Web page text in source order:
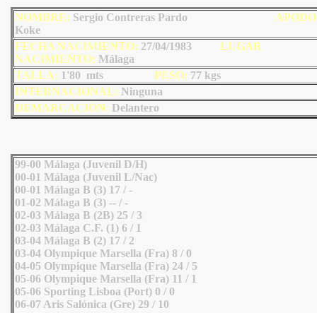
NOMBRE: Sergio Contreras Pardo APODO
Koke
FECHA NACIMIENTO: 27/04/1983 LUGAR
NACIMIENTO: Málaga
TALLA: 1'80 mts PESO: 77 kgs
INTERNACIONAL: Ninguna
DEMARCACIÓN: Delantero
99-00 Málaga (Juvenil D/H)
00-01 Málaga (Juvenil L/Nac)
00-01 Málaga B (3) 17 / -
01-02 Málaga B (3) -- / -
02-03 Málaga B (2B) 25 / 3
02-03 Málaga C.F. (1) 6 / 1
03-04 Málaga B (2) 17 / 2
03-04 Olympique Marsella (Fra) 8 / 0
04-05 Olympique Marsella (Fra) 24 / 5
05-06 Olympique Marsella (Fra) 11 / 1
05-06 Sporting Lisboa (Port) 0 / 0
06-07 Aris Salónica (Gre) 29 / 10